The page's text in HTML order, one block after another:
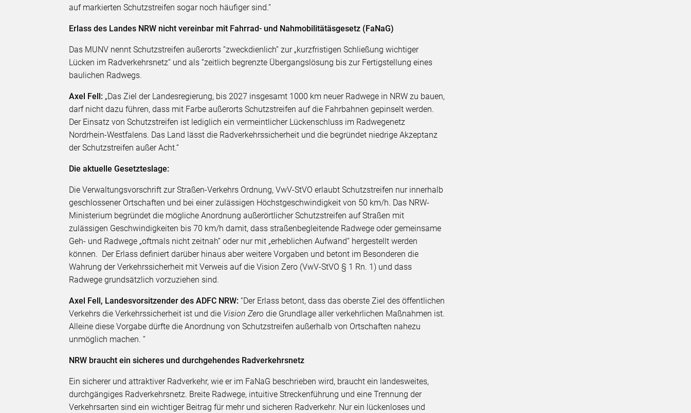
auf markierten Schutzstreifen sogar noch häufiger sind.”
Erlass des Landes NRW nicht vereinbar mit Fahrrad- und Nahmobilitätäsgesetz (FaNaG)
Das MUNV nennt Schutzstreifen außerorts ”zweckdienlich” zur „kurzfristigen Schließung wichtiger
Lücken im Radverkehrsnetz“ und als “zeitlich begrenzte Übergangslösung bis zur Fertigstellung eines
baulichen Radwegs.
Axel Fell: „Das Ziel der Landesregierung, bis 2027 insgesamt 1000 km neuer Radwege in NRW zu bauen,
darf nicht dazu führen, dass mit Farbe außerorts Schutzstreifen auf die Fahrbahnen gepinselt werden.
Der Einsatz von Schutzstreifen ist lediglich ein vermeintlicher Lückenschluss im Radwegenetz
Nordrhein-Westfalens. Das Land lässt die Radverkehrssicherheit und die begründet niedrige Akzeptanz
der Schutzstreifen außer Acht.“
Die aktuelle Gesetzteslage:
Die Verwaltungsvorschrift zur Straßen-Verkehrs Ordnung, VwV-StVO erlaubt Schutzstreifen nur innerhalb
geschlossener Ortschaften und bei einer zulässigen Höchstgeschwindigkeit von 50 km/h. Das NRW-
Ministerium begründet die mögliche Anordnung außerörtlicher Schutzstreifen auf Straßen mit
zulässigen Geschwindigkeiten bis 70 km/h damit, dass straßenbegleitende Radwege oder gemeinsame
Geh- und Radwege „oftmals nicht zeitnah“ oder nur mit „erheblichen Aufwand“ hergestellt werden
können. Der Erlass definiert darüber hinaus aber weitere Vorgaben und betont im Besonderen die
Wahrung der Verkehrssicherheit mit Verweis auf die Vision Zero (VwV-StVO § 1 Rn. 1) und dass
Radwege grundsätzlich vorzuziehen sind.
Axel Fell, Landesvorsitzender des ADFC NRW: “Der Erlass betont, dass das oberste Ziel des öffentlichen
Verkehrs die Verkehrssicherheit ist und die Vision Zero die Grundlage aller verkehrlichen Maßnahmen ist.
Alleine diese Vorgabe dürfte die Anordnung von Schutzstreifen außerhalb von Ortschaften nahezu
unmöglich machen. “
NRW braucht ein sicheres und durchgehendes Radverkehrsnetz
Ein sicherer und attraktiver Radverkehr, wie er im FaNaG beschrieben wird, braucht ein landesweites,
durchgängiges Radverkehrsnetz. Breite Radwege, intuitive Streckenführung und eine Trennung der
Verkehrsarten sind ein wichtiger Beitrag für mehr und sicheren Radverkehr. Nur ein lückenloses und